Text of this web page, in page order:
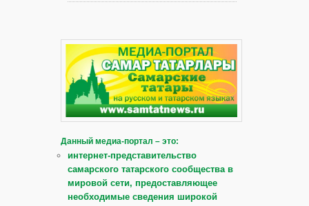
Данный медиа-портал – это:
интернет-представительство
самарского татарского сообщества в
мировой сети, предоставляющее
необходимые сведения широкой